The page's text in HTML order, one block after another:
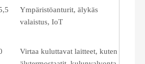
Ympäristöanturit, älykäs
valaistus, IoT
Virtaa kuluttavat laitteet, kuten